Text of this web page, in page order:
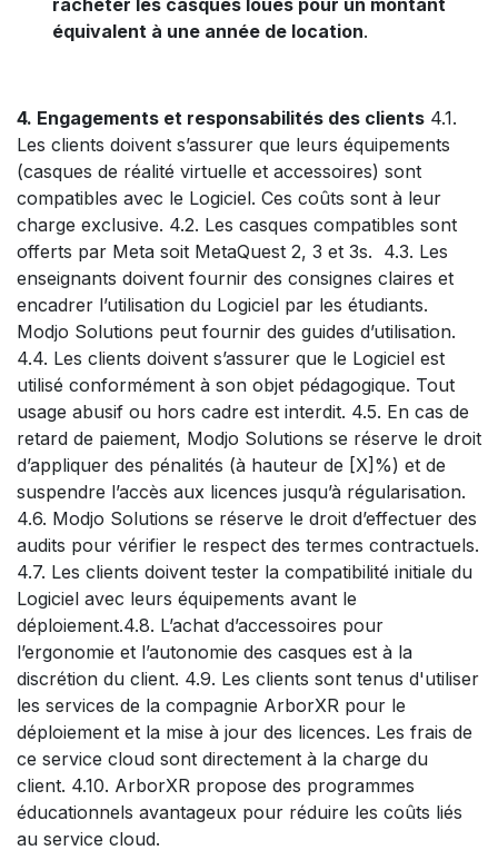
racheter les casques loués pour un montant
équivalent à une année de location.
4. Engagements et responsabilités des clients 4.1.
Les clients doivent s’assurer que leurs équipements
(casques de réalité virtuelle et accessoires) sont
compatibles avec le Logiciel. Ces coûts sont à leur
charge exclusive. 4.2. Les casques compatibles sont
offerts par Meta soit MetaQuest 2, 3 et 3s. 4.3. Les
enseignants doivent fournir des consignes claires et
encadrer l’utilisation du Logiciel par les étudiants.
Modjo Solutions peut fournir des guides d’utilisation.
4.4. Les clients doivent s’assurer que le Logiciel est
utilisé conformément à son objet pédagogique. Tout
usage abusif ou hors cadre est interdit. 4.5. En cas de
retard de paiement, Modjo Solutions se réserve le droit
d’appliquer des pénalités (à hauteur de [X]%) et de
suspendre l’accès aux licences jusqu’à régularisation.
4.6. Modjo Solutions se réserve le droit d’effectuer des
audits pour vérifier le respect des termes contractuels.
4.7. Les clients doivent tester la compatibilité initiale du
Logiciel avec leurs équipements avant le
déploiement.4.8. L’achat d’accessoires pour
l’ergonomie et l’autonomie des casques est à la
discrétion du client. 4.9. Les clients sont tenus d'utiliser
les services de la compagnie ArborXR pour le
déploiement et la mise à jour des licences. Les frais de
ce service cloud sont directement à la charge du
client. 4.10. ArborXR propose des programmes
éducationnels avantageux pour réduire les coûts liés
au service cloud.